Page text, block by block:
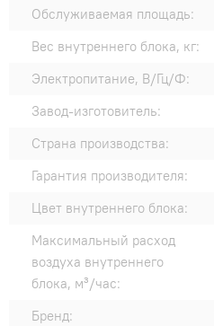
Обслуживаемая площадь:
Вес внутреннего блока, кг:
Электропитание, В/Гц/Ф:
Завод-изготовитель:
Страна производства:
Гарантия производителя:
Цвет внутреннего блока:
Максимальный расход
воздуха внутреннего
блока, м³/час:
Бренд: